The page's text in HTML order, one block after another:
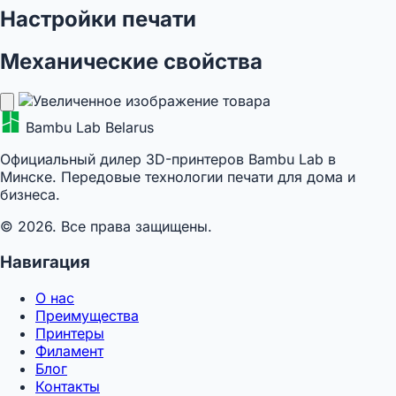
Настройки печати
Механические свойства
Bambu Lab Belarus
Официальный дилер 3D-принтеров Bambu Lab в
Минске. Передовые технологии печати для дома и
бизнеса.
© 2026. Все права защищены.
Навигация
О нас
Преимущества
Принтеры
Филамент
Блог
Контакты